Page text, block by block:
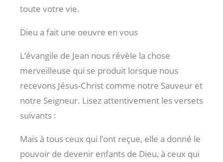
toute votre vie.
Dieu a fait une oeuvre en vous
L’évangile de Jean nous révèle la chose
merveilleuse qui se produit lorsque nous
recevons Jésus-Christ comme notre Sauveur et
notre Seigneur. Lisez attentivement les versets
suivants :
Mais à tous ceux qui l’ont reçue, elle a donné le
pouvoir de devenir enfants de Dieu, à ceux qui